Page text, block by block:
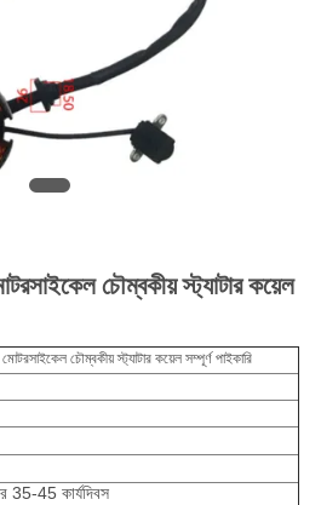
চৌম্বকীয় স্ট্যাটার কয়েল
চৌম্বকীয় স্ট্যাটার কয়েল সম্পূর্ণ পাইকারি
35-45 কার্যদিবস